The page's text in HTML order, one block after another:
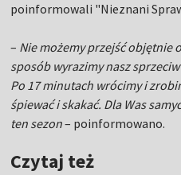
poinformowali "Nieznani
– Nie możemy przejść objętnie
sposób wyrazimy nasz
Po 17 minutach wrócimy i
śpiewać i skakać. Dla Was
ten sezon– poinformowano.
Czytaj też